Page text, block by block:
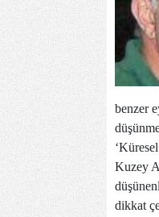
benzer
Kuzey
dikkat